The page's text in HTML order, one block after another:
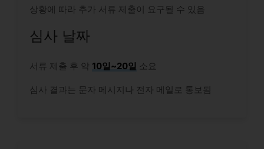
상황에 따라 추가 서류 제출이 요구될 수 있음
심사 날짜
서류 제출 후 약 10일~20일 소요
심사 결과는 문자 메시지나 전자 메일로 통보됨